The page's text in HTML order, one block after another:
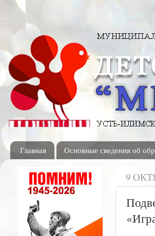
Главная Основные сведения об
9